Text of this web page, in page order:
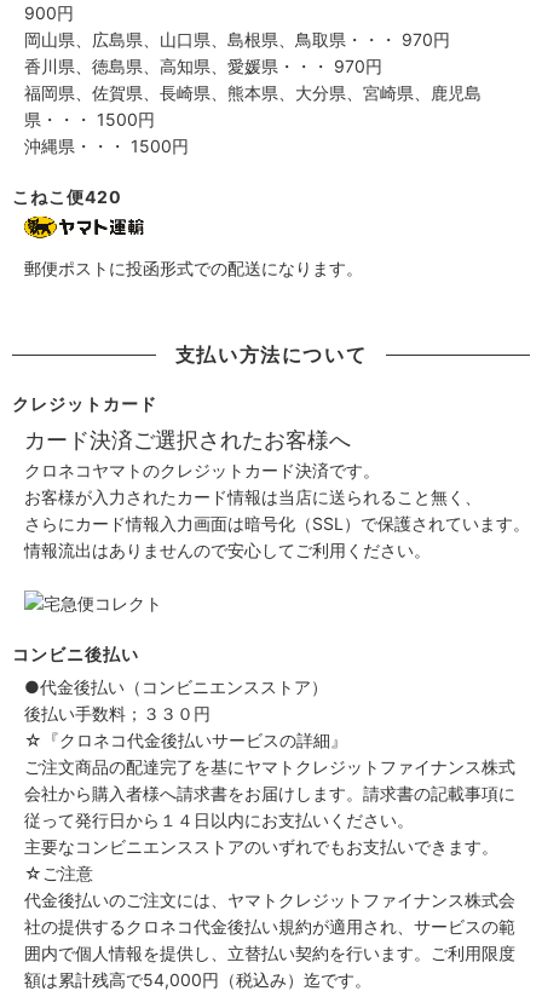
900円
岡山県、広島県、山口県、島根県、鳥取県・・・ 970円
香川県、徳島県、高知県、愛媛県・・・ 970円
福岡県、佐賀県、長崎県、熊本県、大分県、宮崎県、鹿児島
県・・・ 1500円
沖縄県・・・ 1500円
こねこ便420
郵便ポストに投函形式での配送になります。
支払い方法について
クレジットカード
カード決済ご選択されたお客様へ
クロネコヤマトのクレジットカード決済です。
お客様が入力されたカード情報は当店に送られること無く、
さらにカード情報入力画面は暗号化（SSL）で保護されています。
情報流出はありませんので安心してご利用ください。
コンビニ後払い
●代金後払い（コンビニエンスストア）
後払い手数料；３３０円
☆『クロネコ代金後払いサービスの詳細』
ご注文商品の配達完了を基にヤマトクレジットファイナンス株式
会社から購入者様へ請求書をお届けします。請求書の記載事項に
従って発行日から１４日以内にお支払いください。
主要なコンビニエンスストアのいずれでもお支払いできます。
☆ご注意
代金後払いのご注文には、ヤマトクレジットファイナンス株式会
社の提供するクロネコ代金後払い規約が適用され、サービスの範
囲内で個人情報を提供し、立替払い契約を行います。ご利用限度
額は累計残高で54,000円（税込み）迄です。